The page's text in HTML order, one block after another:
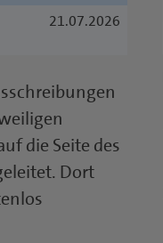
21.07.2026
die Seite des
Dort